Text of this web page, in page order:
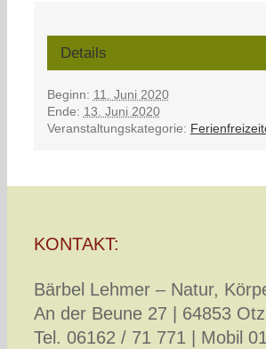
Details
Beginn: 11. Juni 2020
Ende: 13. Juni 2020
Veranstaltungskategorie:
KONTAKT:
Bärbel Lehmer – Natur,
An der Beune 27 | 64853
Tel. 06162 / 71 771 | Mobil